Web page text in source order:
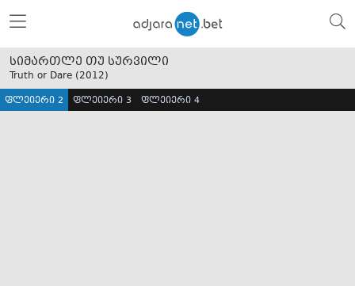
სიმართლე თუ სურვილი
Truth or Dare (2012)
ფლეიერი 2 ფლეიერი 3 ფლეიერი 4